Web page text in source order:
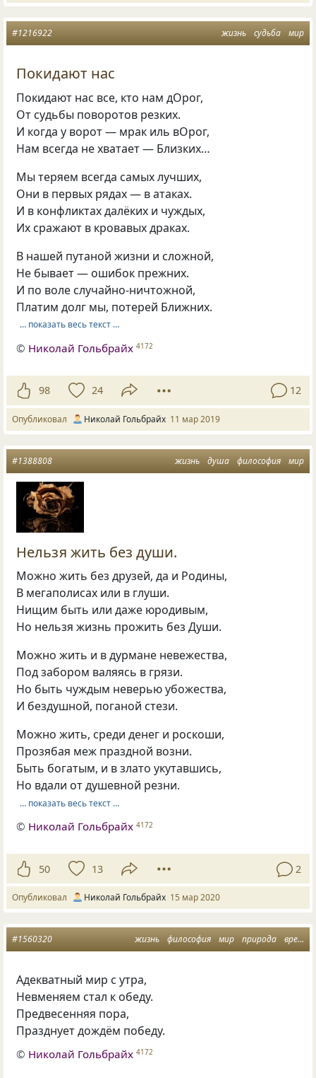
жизнь судьба мир
#1216922
Покидают нас
Покидают нас все, кто нам дОрог,
От судьбы поворотов резких.
И когда у ворот — мрак иль вОрог,
Нам всегда не хватает — Близких…
Мы теряем всегда самых лучших,
Они в первых рядах — в атаках.
И в конфликтах далёких и чуждых,
Их сражают в кровавых драках.
В нашей путаной жизни и сложной,
Не бывает — ошибок прежних.
И по воле случайно-ничтожной,
Платим долг мы, потерей Ближних.
… показать весь текст …
© Николай Гольбрайх 4172
98 24 12
Опубликовал Николай Гольбрайх 11 мар 2019
жизнь душа философия мир
#1388808
Нельзя жить без души.
Можно жить без друзей, да и Родины,
В мегаполисах или в глуши.
Нищим быть или даже юродивым,
Но нельзя жизнь прожить без Души.
Можно жить и в дурмане невежества,
Под забором валяясь в грязи.
Но быть чуждым неверью убожества,
И бездушной, поганой стези.
Можно жить, среди денег и роскоши,
Прозябая меж праздной возни.
Быть богатым, и в злато укутавшись,
Но вдали от душевной резни.
… показать весь текст …
© Николай Гольбрайх 4172
50 13 2
Опубликовал Николай Гольбрайх 15 мар 2020
жизнь философия мир природа времена года
#1560320
Адекватный мир с утра,
Невменяем стал к обеду.
Предвесенняя пора,
Празднует дождём победу.
© Николай Гольбрайх 4172